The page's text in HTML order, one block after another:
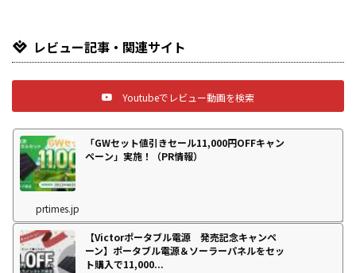
レビュー記事・関連サイト
Youtubeでレビュー動画を検索
「GWセット値引きセール11,000円OFFキャン
ペーン」実施！（PR情報）
prtimes.jp
【Victorポータブル電源 発売記念キャンペ
ーン】ポータブル電源＆ソーラーパネルをセッ
ト購入で11,000...